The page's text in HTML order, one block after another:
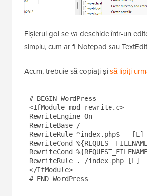
Fișierul gol se va deschide într-un
simplu, cum ar fi Notepad sau
Acum, trebuie să copiați șisă lipiți
# BEGIN WordPress
<IfModule mod_rewrite.c>
RewriteEngine On
RewriteBase /
RewriteRule ^index.php$ - [L]
RewriteCond
RewriteCond
RewriteRule . /index.php [L]
</IfModule>